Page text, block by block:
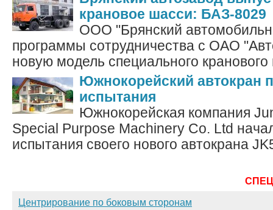
крановое шасси: БАЗ-8029
ООО "Брянский
программы сотрудничества с ОАО
новую модель специального
Южнокорейский автокран
испытания
Южнокорейская компания
Special Purpose Machinery Co. Ltd
испытания своего нового автокрана
Центрирование по боковым сторонам